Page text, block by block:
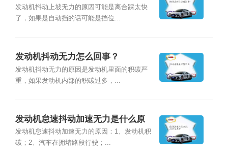
发动机抖动上坡无力的原因可能是离合踩太快
了，如果是自动挡的话可能是挡位...
发动机抖动无力怎么回事？
发动机抖动无力的原因是发动机里面的积碳严
重，如果发动机内部的积碳过多，...
发动机怠速抖动加速无力是什么原
因？
发动机怠速抖动加速无力的原因：1、发动机积
碳；2、汽车在拥堵路段行驶；...